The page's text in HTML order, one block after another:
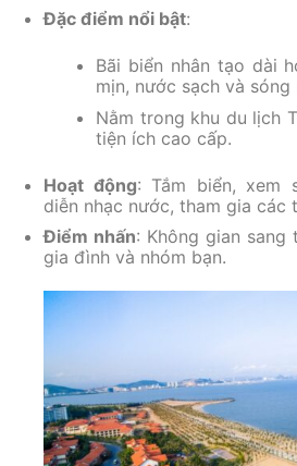
Đặc điểm nổi bật:
Bãi biển nhân tạo dài
mịn, nước sạch và sóng
Nằm trong khu du lịch
tiện ích cao cấp.
Hoạt động: Tắm biển, xem
diễn nhạc nước, tham gia các
Điểm nhấn: Không gian
gia đình và nhóm bạn.